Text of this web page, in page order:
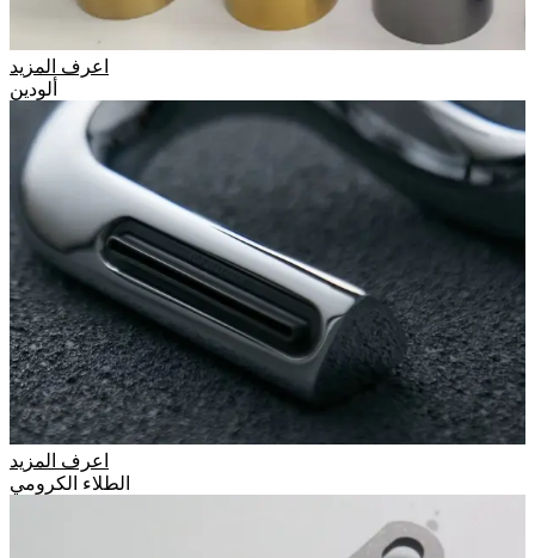
اعرف المزيد
ألودين
اعرف المزيد
الطلاء الكرومي